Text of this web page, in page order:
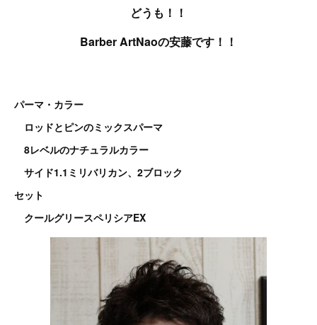
どうも！！
Barber ArtNaoの安藤です！！
パーマ・カラー
ロッドとピンのミックスパーマ
8レベルのナチュラルカラー
サイド1.1ミリバリカン、2ブロック
セット
クールグリースペリシアEX